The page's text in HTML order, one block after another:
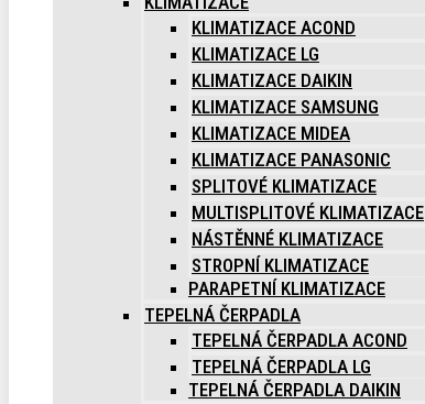
KLIMATIZACE ACOND
KLIMATIZACE LG
KLIMATIZACE DAIKIN
KLIMATIZACE SAMSUNG
KLIMATIZACE MIDEA
KLIMATIZACE PANASONIC
SPLITOVÉ KLIMATIZACE
MULTISPLITOVÉ KLIMATIZACE
NÁSTĚNNÉ KLIMATIZACE
STROPNÍ KLIMATIZACE
PARAPETNÍ KLIMATIZACE
TEPELNÁ ČERPADLA
TEPELNÁ ČERPADLA ACOND
TEPELNÁ ČERPADLA LG
TEPELNÁ ČERPADLA DAIKIN